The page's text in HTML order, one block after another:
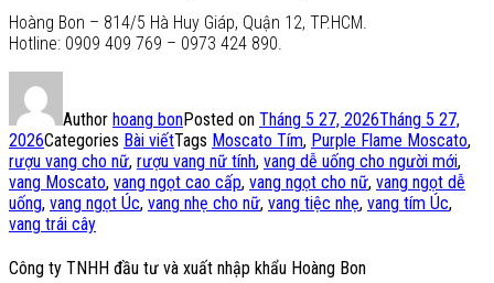
Hoàng Bon – 814/5 Hà Huy Giáp, Quận 12, TP.HCM.
Hotline: 0909 409 769 – 0973 424 890.
Author hoang bonPosted on Tháng 5 27, 2026Tháng 5 27,
2026Categories Bài viếtTags Moscato Tím, Purple Flame Moscato,
rượu vang cho nữ, rượu vang nữ tính, vang dễ uống cho người mới,
vang Moscato, vang ngọt cao cấp, vang ngọt cho nữ, vang ngọt dễ
uống, vang ngọt Úc, vang nhẹ cho nữ, vang tiệc nhẹ, vang tím Úc,
vang trái cây
Công ty TNHH đầu tư và xuất nhập khẩu Hoàng Bon